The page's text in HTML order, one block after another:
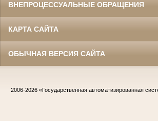
ВНЕПРОЦЕССУАЛЬНЫЕ ОБРАЩЕНИЯ
КАРТА САЙТА
ОБЫЧНАЯ ВЕРСИЯ САЙТА
2006-2026 «Государственная автоматизированная